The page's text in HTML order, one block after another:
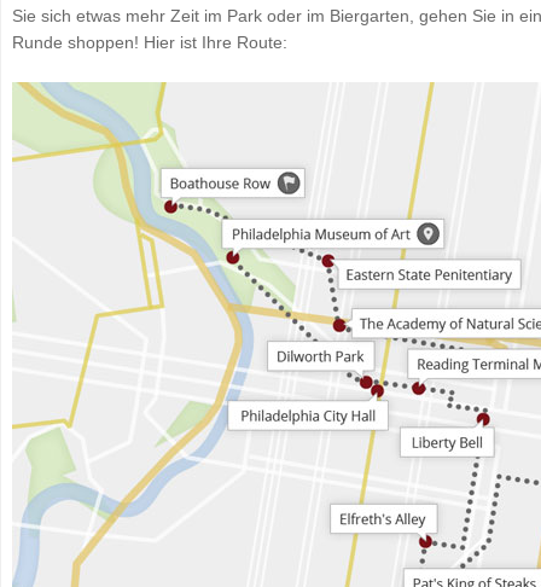
Sie sich etwas mehr Zeit im Park oder im Biergarten, gehen Sie in
Runde shoppen! Hier ist Ihre Route: